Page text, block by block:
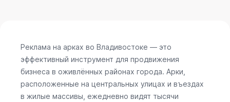
Реклама на арках во Владивостоке — это
эффективный инструмент для продвижения
бизнеса в оживлённых районах города. Арки,
расположенные на центральных улицах и въездах
в жилые массивы, ежедневно видят тысячи